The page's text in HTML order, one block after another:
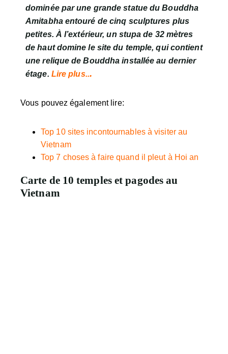
dominée par une grande statue du Bouddha
Amitabha entouré de cinq sculptures plus
petites. À l’extérieur, un stupa de 32 mètres
de haut domine le site du temple, qui contient
une relique de Bouddha installée au dernier
étage. Lire plus...
Vous pouvez également lire:
Top 10 sites incontournables à visiter au
Vietnam
Top 7 choses à faire quand il pleut à Hoi an
Carte de 10 temples et pagodes au
Vietnam